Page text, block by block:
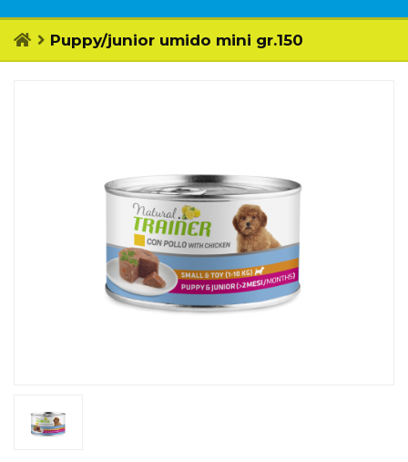
Puppy/junior umido mini gr.150